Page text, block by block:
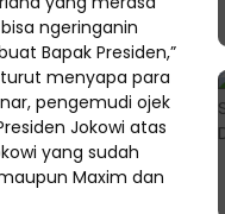
ngeringanin
Bapak Presiden,”
menyapa para
pengemudi ojek
Jokowi atas
yang sudah
Maxim dan